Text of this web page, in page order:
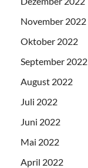
November 2022
Oktober 2022
September 2022
August 2022
Juli 2022
Juni 2022
Mai 2022
April 2022